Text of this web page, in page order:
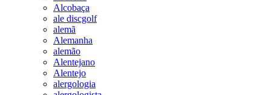
Alcobaça
ale discgolf
alemã
Alemanha
alemão
Alentejano
Alentejo
alergologia